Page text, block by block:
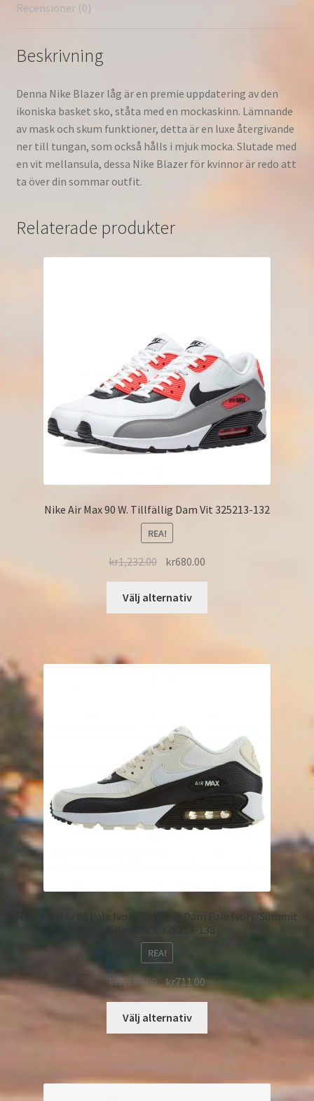
Recensioner (0)
Beskrivning
Denna Nike Blazer låg är en premie uppdatering av den
ikoniska basket sko, ståta med en mockaskinn. Lämnande
av mask och skum funktioner, detta är en luxe återgivande
ner till tungan, som också hålls i mjuk mocka. Slutade med
en vit mellansula, dessa Nike Blazer för kvinnor är redo att
ta över din sommar outfit.
Relaterade produkter
Nike Air Max 90 W. Tillfällig Dam Vit 325213-132
REA!
kr1,232.00 kr680.00
Välj alternativ
Nike Air Max 90 Pale Ivory Tillfällig Dam Pale Ivory/Summit
White-Black 325213-138
REA!
kr1,287.00 kr711.00
Välj alternativ